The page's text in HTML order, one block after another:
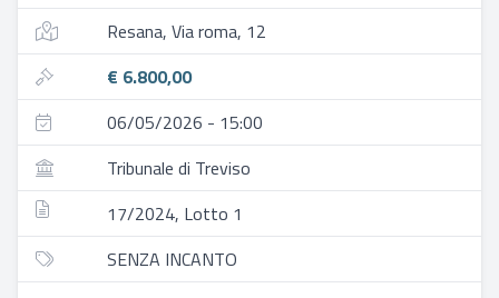
Resana, Via roma, 12
€ 6.800,00
06/05/2026 - 15:00
Tribunale di Treviso
17/2024, Lotto 1
SENZA INCANTO